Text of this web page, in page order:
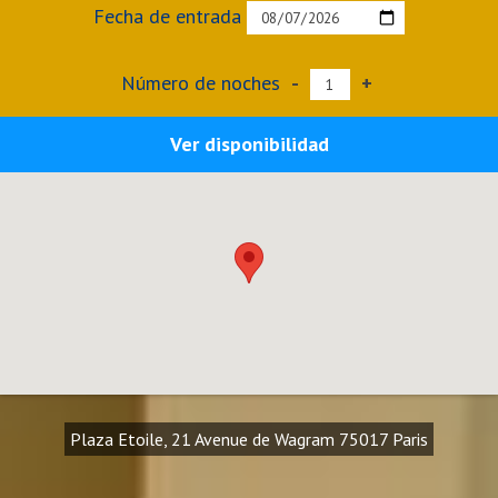
Fecha de entrada
Número de noches - +
Ver disponibilidad
Plaza Etoile, 21 Avenue de Wagram 75017 Paris